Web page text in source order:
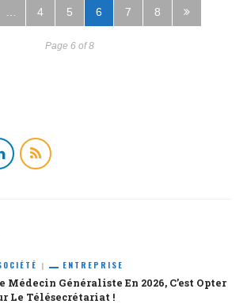
4 5 6 7 8
Page 6 of 8
ENTREPRISE
Médecin Généraliste En 2026, C’est Opter
Le Télésecrétariat !